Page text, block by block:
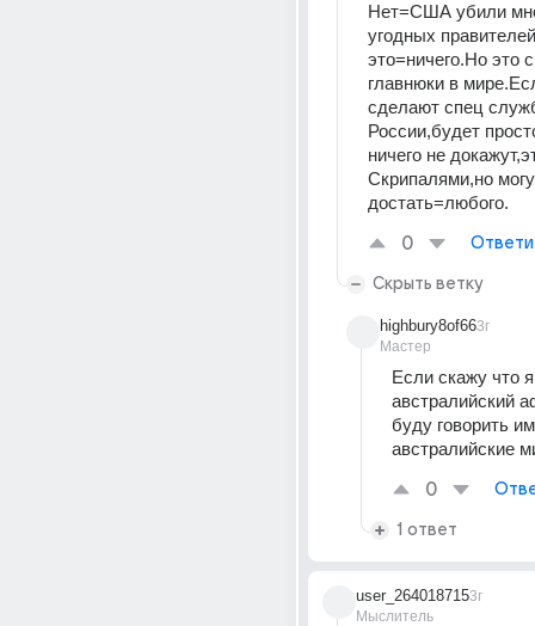
Нет=США убили
угодных
это=ничего.Но это
главнюки в
сделают спец
России,будет
ничего не
Скрипалями,но
достать=любого.
0
Скрыть ветку
highbury8of66
Мастер
3г
Если скажу что я
австралийский
буду говорить
австралийские
0
1 ответ
user_264018715
Мыслитель
3г